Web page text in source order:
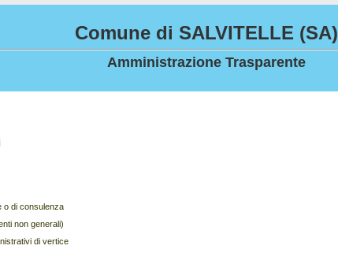
Comune di SALVITELLE (SA)
Amministrazione Trasparente
o di consulenza
non generali)
di vertice